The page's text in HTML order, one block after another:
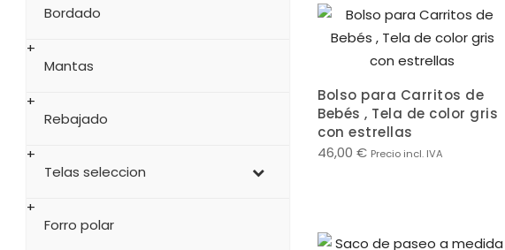
Bolso para Carritos de
Bebés , Tela de color gris
con estrellas
46,00 € Precio incl. IVA
Bordado
Mantas
Rebajado
Telas seleccion
Forro polar